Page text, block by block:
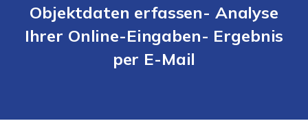
Objektdaten erfassen- Analyse
Ihrer Online-Eingaben- Ergebnis
per E-Mail